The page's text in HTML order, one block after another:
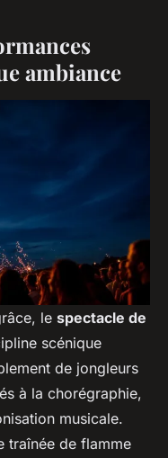
ambiance
le spectacle de
scénique
de jongleurs
à la chorégraphie,
musicale.
traînée de flamme